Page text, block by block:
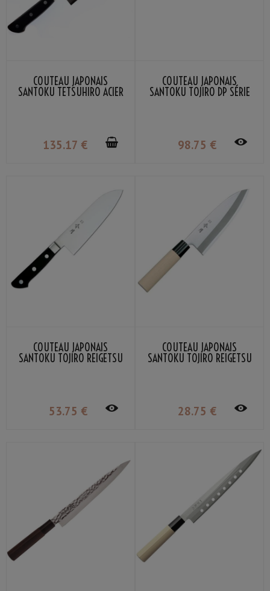
COUTEAU JAPONAIS
SANTOKU TETSUHIRO ACIER
135.17 €
COUTEAU JAPONAIS
SANTOKU TOJIRO DP SÉRIE
98.75 €
COUTEAU JAPONAIS
SANTOKU TOJIRO REIGETSU
53.75 €
COUTEAU JAPONAIS
SANTOKU TOJIRO REIGETSU
28.75 €